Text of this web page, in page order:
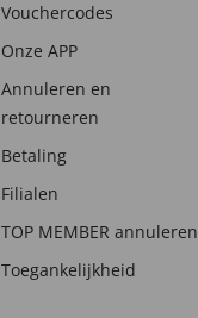
Vouchercodes
Onze APP
Annuleren en
retourneren
Betaling
Filialen
TOP MEMBER annuleren
Toegankelijkheid